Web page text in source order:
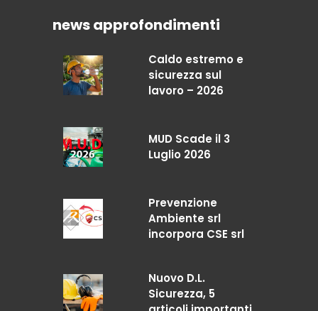
news approfondimenti
Caldo estremo e
sicurezza sul
lavoro – 2026
MUD Scade il 3
Luglio 2026
Prevenzione
Ambiente srl
incorpora CSE srl
Nuovo D.L.
Sicurezza, 5